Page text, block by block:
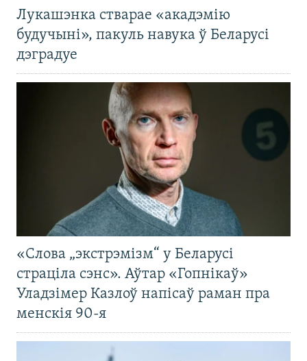
Лукашэнка стварае «акадэмію
будучыні», пакуль навука ў Беларусі
дэградуе
«Слова „экстрэмізм“ у Беларусі
страціла сэнс». Аўтар «Гопнікаў»
Уладзімер Казлоў напісаў раман пра
менскія 90-я